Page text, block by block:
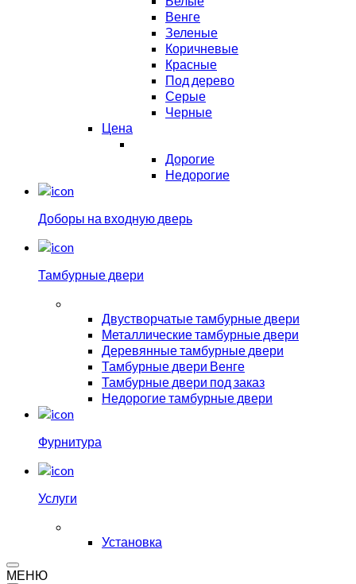
Венге
Зеленые
Коричневые
Красные
Под дерево
Серые
Черные
Цена
Дорогие
Недорогие
Доборы на входную дверь
Тамбурные двери
Двустворчатые тамбурные двери
Металлические тамбурные двери
Деревянные тамбурные двери
Тамбурные двери Венге
Тамбурные двери под заказ
Недорогие тамбурные двери
Фурнитура
Услуги
Установка
МЕНЮ